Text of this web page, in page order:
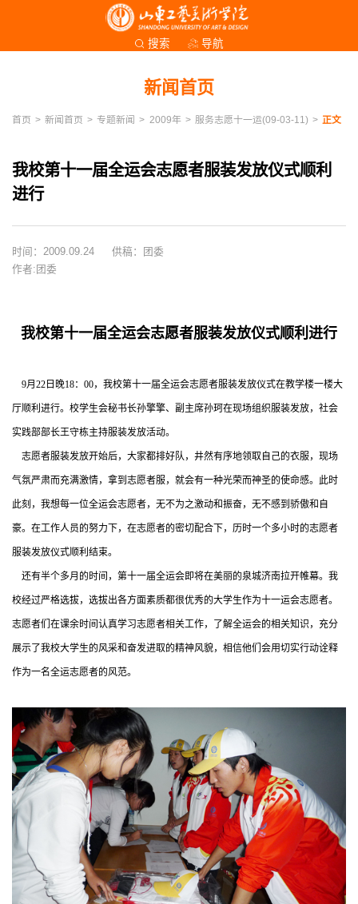
搜索 导航
新闻首页
首页 > 新闻首页 > 专题新闻 > 2009年 > 服务志愿十一运(09-03-11) > 正文
我校第十一届全运会志愿者服装发放仪式顺利
进行
时间：2009.09.24
供稿：团委
作者:团委
我校第十一届全运会志愿者服装发放仪式顺利进行
9月22日晚18：00，我校第十一届全运会志愿者服装发放仪式在教学楼一楼大
厅顺利进行。校学生会秘书长孙擎擎、副主席孙珂在现场组织服装发放，社会
实践部部长王守栋主持服装发放活动。
志愿者服装发放开始后，大家都排好队，井然有序地领取自己的衣服，现场
气氛严肃而充满激情，拿到志愿者服，就会有一种光荣而神圣的使命感。此时
此刻，我想每一位全运会志愿者，无不为之激动和振奋，无不感到骄傲和自
豪。在工作人员的努力下，在志愿者的密切配合下，历时一个多小时的志愿者
服装发放仪式顺利结束。
还有半个多月的时间，第十一届全运会即将在美丽的泉城济南拉开帷幕。我
校经过严格选拔，选拔出各方面素质都很优秀的大学生作为十一运会志愿者。
志愿者们在课余时间认真学习志愿者相关工作，了解全运会的相关知识，充分
展示了我校大学生的风采和奋发进取的精神风貌，相信他们会用切实行动诠释
作为一名全运志愿者的风范。